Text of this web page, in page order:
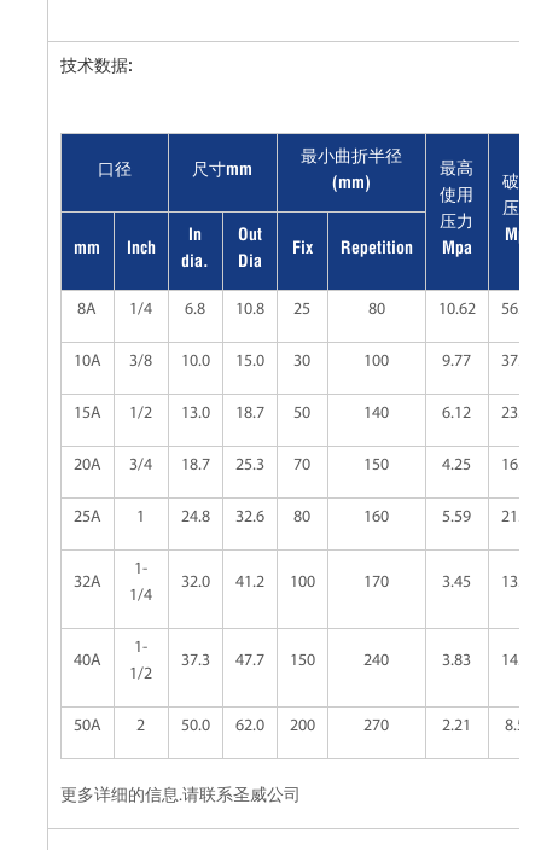
技术数据:
口径 尺寸mm
最小曲折半径
(mm)
最高
使用
压力
Mpa
破坏
压力
Mpa
mm
Inch
In
dia.
Out
Dia
Fix Repetition
8A 1/4 6.8 10.8 25 80 10.62 56.58
10A 3/8 10.0 15.0 30 100 9.77 37.59
15A 1/2 13.0 18.7 50 140 6.12 23.57
20A 3/4 18.7 25.3 70 150 4.25 16.38
25A 1 24.8 32.6 80 160 5.59 21.53
32A
1-
1/4
32.0 41.2 100 170 3.45 13.29
40A
1-
1/2
37.3 47.7 150 240 3.83 14.75
50A 2 50.0 62.0 200 270 2.21 8.53
更多详细的信息.请联系圣威公司